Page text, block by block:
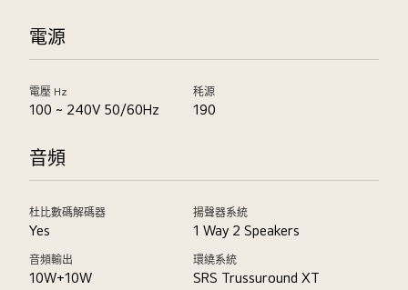
電源
電壓 Hz
100 ~ 240V 50/60Hz
秏源
190
音頻
杜比數碼解碼器
Yes
揚聲器系統
1 Way 2 Speakers
音頻輸出
10W+10W
環繞系統
SRS Trussuround XT